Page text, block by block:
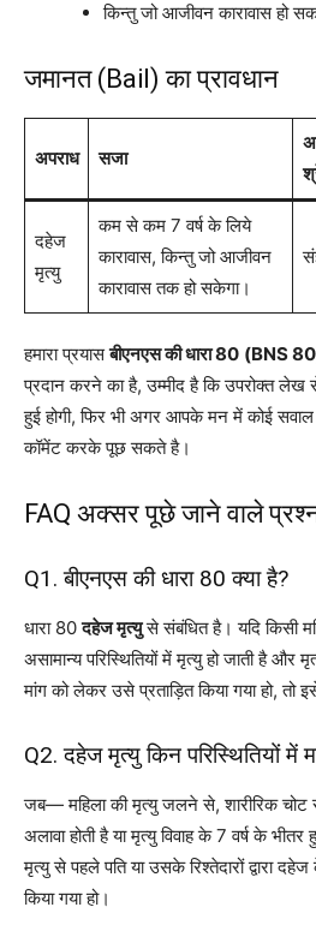
किन्तु जो आजीवन कारावास हो
जमानत (Bail) का प्रावधान
अपराध सजा
दहेज
मृत्यु
कम से कम 7 वर्ष के लिये
कारावास, किन्तु जो आजीवन
कारावास तक हो सकेगा।
हमारा प्रयासबीएनएस की धारा 80 (BNS
प्रदान करने का है, उम्मीद है कि उपरोक्त लेख
हुई होगी, फिर भी अगर आपके मन में कोई
कॉमेंट करके पूछ सकते है।
FAQ अक्सर पूछे जाने वाले
Q1. बीएनएस की धारा 80 क्या है?
धारा 80दहेज मृत्युसे संबंधित है। यदि किसी
असामान्य परिस्थितियों में मृत्यु हो जाती है
मांग को लेकर उसे प्रताड़ित किया गया हो, तो
Q2. दहेज मृत्यु किन परिस्थितियों में
जब— महिला की मृत्यु जलने से, शारीरिक चोट से
अलावा होती है या मृत्यु विवाह के 7 वर्ष के भीतर
मृत्यु से पहले पति या उसके रिश्तेदारों द्वारा
किया गया हो।